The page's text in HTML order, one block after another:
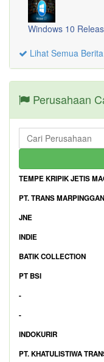
Windows 10
Lihat Semua
Perusahaan
TEMPE KRIPIK JETIS
PT. TRANS MARPINGGAN
JNE
INDIE
BATIK COLLECTION
PT BSI
-
-
INDOKURIR
PT. KHATULISTIWA